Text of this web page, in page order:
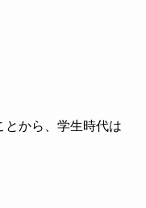
とから、学生時代は